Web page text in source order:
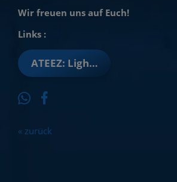
Wir freuen uns auf Euch!
Links :
ATEEZ: Light the way in
« zurück